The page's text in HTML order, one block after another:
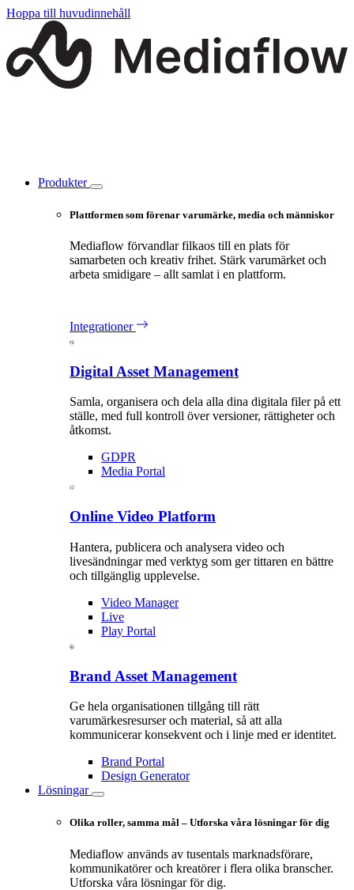
Hoppa till huvudinnehåll
Produkter
Plattformen som förenar varumärke, media och människor
Mediaflow förvandlar filkaos till en plats för
samarbeten och kreativ frihet. Stärk varumärket och
arbeta smidigare – allt samlat i en plattform.
Integrationer
Digital Asset Management
Samla, organisera och dela alla dina digitala filer på ett
ställe, med full kontroll över versioner, rättigheter och
åtkomst.
GDPR
Media Portal
Online Video Platform
Hantera, publicera och analysera video och
livesändningar med verktyg som ger tittaren en bättre
och tillgänglig upplevelse.
Video Manager
Live
Play Portal
Brand Asset Management
Ge hela organisationen tillgång till rätt
varumärkesresurser och material, så att alla
kommunicerar konsekvent och i linje med er identitet.
Brand Portal
Design Generator
Lösningar
Olika roller, samma mål – Utforska våra lösningar för dig
Mediaflow används av tusentals marknadsförare,
kommunikatörer och kreatörer i flera olika branscher.
Utforska våra lösningar för dig.